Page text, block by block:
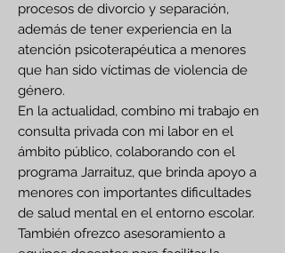
procesos de divorcio y separación,
además de tener experiencia en la
atención psicoterapéutica a menores
que han sido víctimas de violencia de
género.
En la actualidad, combino mi trabajo en
consulta privada con mi labor en el
ámbito público, colaborando con el
programa Jarraituz, que brinda apoyo a
menores con importantes dificultades
de salud mental en el entorno escolar.
También ofrezco asesoramiento a